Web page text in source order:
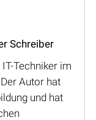
Schreiber
Techniker im
Autor hat
und hat